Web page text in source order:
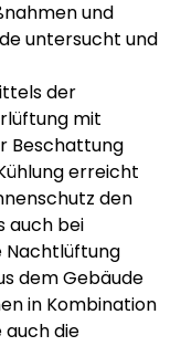
und
untersucht und
der
mit
Beschattung
erreicht
den
auch bei
Nachtlüftung
dem Gebäude
in Kombination
auch die